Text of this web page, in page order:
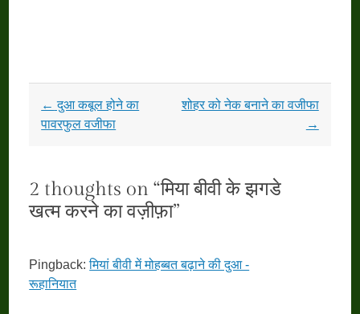
Post
navigation
← दुआ कबूल होने का
पावरफुल वजीफा
शोहर को नेक बनाने का वजीफा
→
2 thoughts on “मिया बीवी के झगडे
खत्म करने का वज़ीफ़ा”
Pingback:मियां बीवी में मोहब्बत बढ़ाने की दुआ -
रूहानियात